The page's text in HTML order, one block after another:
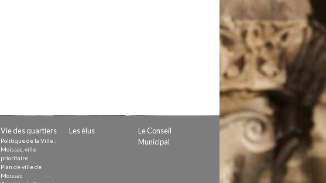
Vie des quartiers
Politique de la Ville :
Moissac, ville
prioritaire
Plan de ville de
Moissac
Les élus
Le Conseil
Municipal